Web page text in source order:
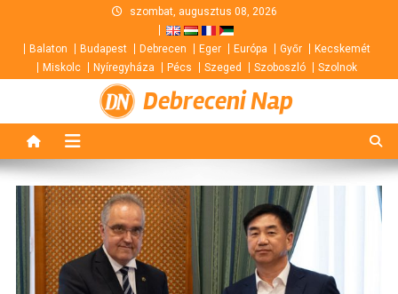
content
szombat, augusztus 08, 2026
Balaton Budapest Debrecen Eger Európa Győr
Kecskemét
Miskolc
Nyíregyháza Pécs Szeged Szoboszló Szolnok
Debreceni Nap